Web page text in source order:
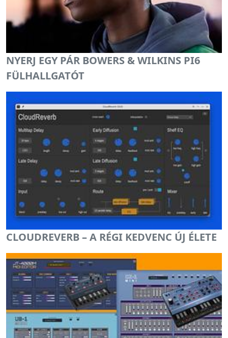
NYERJ EGY PÁR BOWERS & WILKINS PI6
FÜLHALLGATÓT
CLOUDREVERB – A RÉGI KEDVENC ÚJ ÉLETE